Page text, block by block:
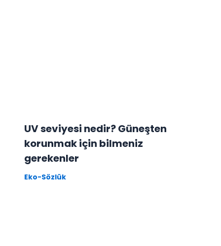
UV seviyesi nedir? Güneşten
korunmak için bilmeniz
gerekenler
Eko-Sözlük